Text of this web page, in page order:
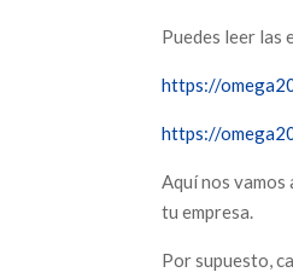
Puedes leer las
https://
https://
Aquí nos
tu empresa.
Por supuesto,